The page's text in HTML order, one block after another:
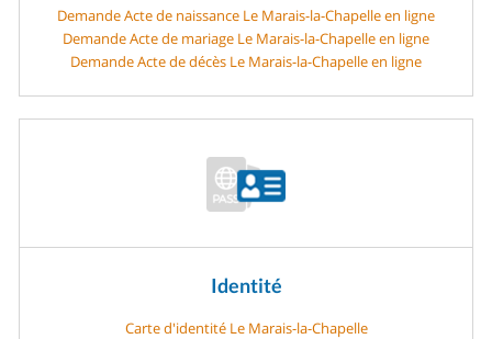
Demande Acte de naissance Le Marais-la-Chapelle en ligne
Demande Acte de mariage Le Marais-la-Chapelle en ligne
Demande Acte de décès Le Marais-la-Chapelle en ligne
Identité
Carte d'identité Le Marais-la-Chapelle